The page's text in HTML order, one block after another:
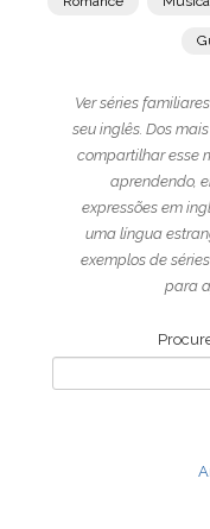
Ver séries
seu inglês. Dos
compartilhar esse
aprendendo,
expressões em
uma língua
exemplos de
para